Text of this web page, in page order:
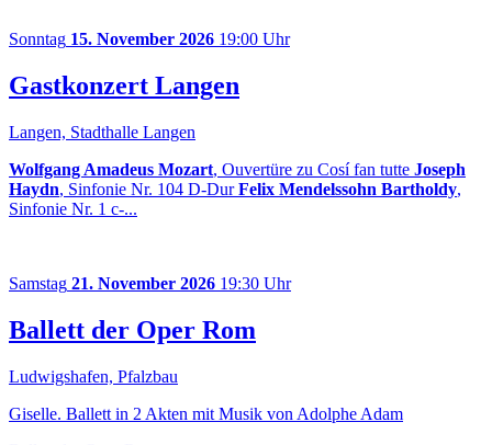
Sonntag 15. November 2026 19:00 Uhr
Gastkonzert Langen
Langen, Stadthalle Langen
Wolfgang Amadeus Mozart, Ouvertüre zu Cosí fan tutte Joseph
Haydn, Sinfonie Nr. 104 D-DurFelix Mendelssohn Bartholdy,
Sinfonie Nr. 1 c-...
Samstag 21. November 2026 19:30 Uhr
Ballett der Oper Rom
Ludwigshafen, Pfalzbau
Giselle. Ballett in 2 Akten mit Musik von Adolphe Adam